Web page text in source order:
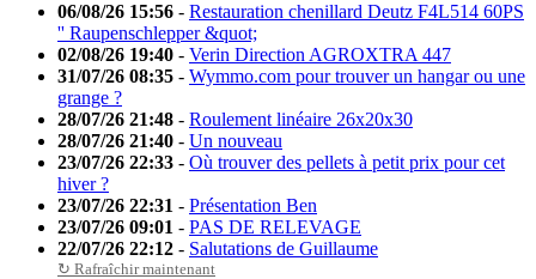
06/08/26 15:56 - Restauration chenillard Deutz F4L514 60PS
'' Raupenschlepper &quot;
02/08/26 19:40 - Verin Direction AGROXTRA 447
31/07/26 08:35 - Wymmo.com pour trouver un hangar ou une
grange ?
28/07/26 21:48 - Roulement linéaire 26x20x30
28/07/26 21:40 - Un nouveau
23/07/26 22:33 - Où trouver des pellets à petit prix pour cet
hiver ?
23/07/26 22:31 - Présentation Ben
23/07/26 09:01 - PAS DE RELEVAGE
22/07/26 22:12 - Salutations de Guillaume
↻ Rafraîchir maintenant